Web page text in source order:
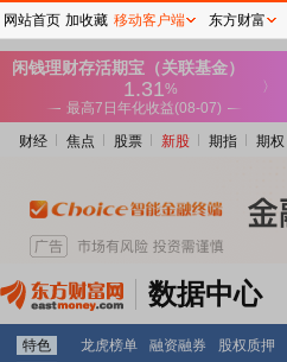
财经 焦点 股票 新股 期指 期权
数据中心
特色 龙虎榜单 融资融券 股权质押
网站首页 加收藏 移动客户端 东方财富